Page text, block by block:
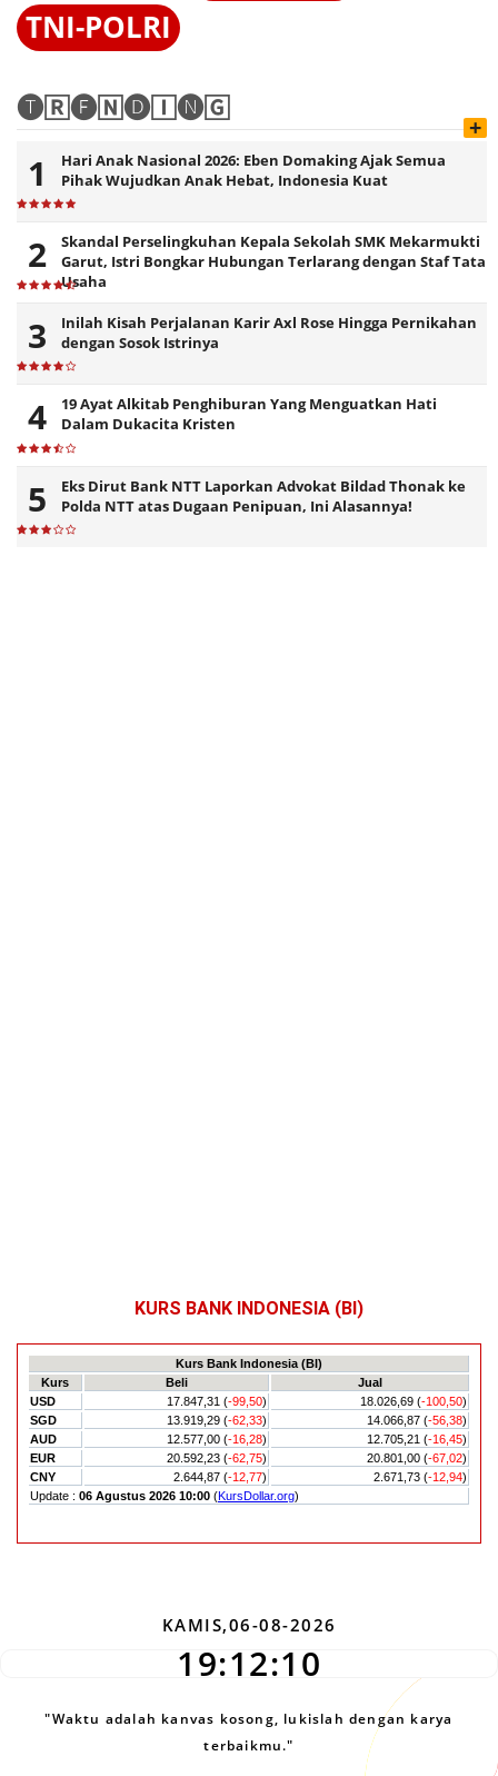
TNI-POLRI
🅣🅁🅔🄽🅓🄸🅝🄶
+
Hari Anak Nasional 2026: Eben Domaking Ajak Semua
Pihak Wujudkan Anak Hebat, Indonesia Kuat
Skandal Perselingkuhan Kepala Sekolah SMK Mekarmukti
Garut, Istri Bongkar Hubungan Terlarang dengan Staf Tata
Usaha
Inilah Kisah Perjalanan Karir Axl Rose Hingga Pernikahan
dengan Sosok Istrinya
19 Ayat Alkitab Penghiburan Yang Menguatkan Hati
Dalam Dukacita Kristen
Eks Dirut Bank NTT Laporkan Advokat Bildad Thonak ke
Polda NTT atas Dugaan Penipuan, Ini Alasannya!
KURS BANK INDONESIA (BI)
KAMIS,06-08-2026
19:12:11
"Waktu adalah kanvas kosong, lukislah dengan karya
terbaikmu."